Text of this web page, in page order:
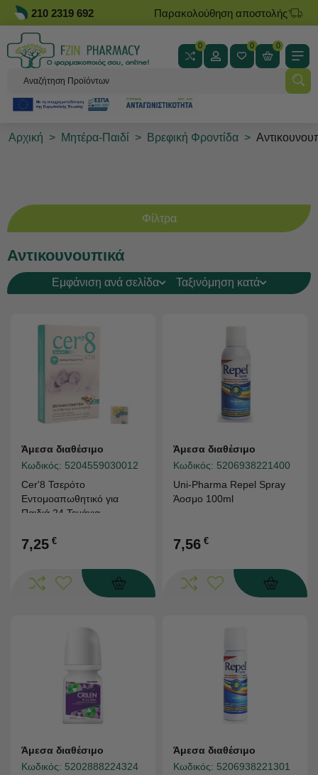
210 2319 692 Παρακολούθηση αποστολής
0 0 0
Αρχική > Μητέρα-Παιδί > Βρεφική Φροντίδα >
Φίλτρα
Αντικουνουπικά
Εμφάνιση ανά σελίδα Ταξινόμηση κατά
Άμεσα διαθέσιμο
Κωδικός: 5204559030012
Cer'8 Τσερότο
Εντομοαπωθητικό για
Παιδιά 24 Τεμάχια
7,25 €
Άμεσα διαθέσιμο
Κωδικός: 5206938221400
Uni-Pharma Repel Spray
Άοσμο 100ml
7,56 €
Άμεσα διαθέσιμο
Κωδικός: 5202888224324
Άμεσα διαθέσιμο
Κωδικός: 5206938221301